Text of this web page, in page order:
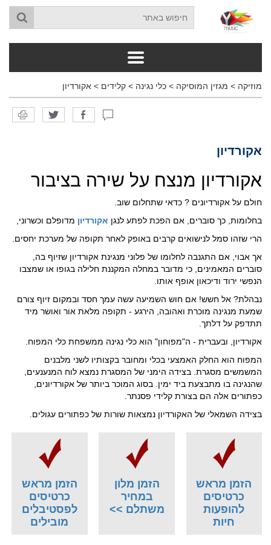
מוזיקה > מגזין המוסיקה > כלי נגינה > קלידים > אקורדיון
אקורדיון
אקורדיון מנצח על שירה בציבור
חולם על אקורדיונים ? כדאי שתחלום שוב.
בחלומות, כך סוברים, אם הפכת לפתע לנגן אקורדיון מדופלם וכשרוני,
הרי שזהו סמל לנישואים קרבים באופק לאחר תקופה של מערכת יחסים.
אך אבוי, אם התגנבה לחלומו של פלוני מנגינת אקורדיון שזיוף בה,
סוברים המאמינים, כי מדובר במחלה המקננת חלילה בגופו או שמצבו
הנפשי ירוד ודיכאון אופף אותו.
נבהלת? אל חשש! אם חוש השמיעה עשה עמך חסד ובמקום זיוף צורם
שמעת מנגינה מוכרת ואהובה, הירגע - תקופה מלאת אור ואושר מיד
תתדפק על דלתך.
אקורדיון, ובעברית - ה"מפוחון" הוא כלי נגינה ממשפחת כלי המפוח.
המפוח הוא החלק האמצעי בכלי ומחובר בקצותיו לשני מלבנים
המשמשים מסגרת. בצידה הימני של המסגרת נמצא לוח המנענעים,
שהנגינה בו מתבצעת ביד ימין. בסוג המוכר ביותר של אקורדיונים,
כפתורים אלה הם בצורת קלידי פסנתר.
בצידה השמאלי של האקורדיון נמצאות שורות של כפתורים עגולים.
הזמן מראש
כרטיסים
להופעות
חיות
הזמן מלון
במחיר
משתלם >>
הזמן מראש
כרטיסים
לפסטיבלים
מובילים